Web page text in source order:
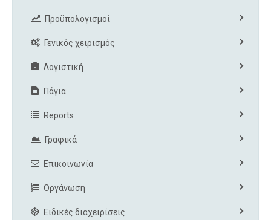
Προϋπολογισμοί
Γενικός χειρισμός
Λογιστική
Πάγια
Reports
Γραφικά
Επικοινωνία
Οργάνωση
Ειδικές διαχειρίσεις